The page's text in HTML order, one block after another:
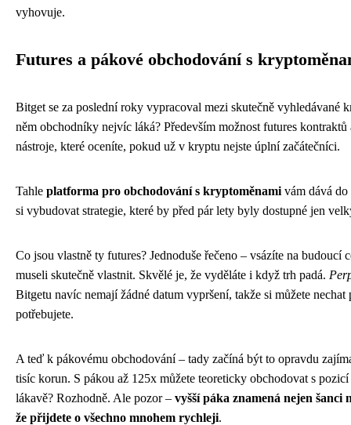
vyhovuje.
Futures a pákové obchodování s
Bitget se za poslední roky vypracoval mezi skutečně vyhledávané
něm obchodníky nejvíc láká? Především možnost futures
nástroje, které oceníte, pokud už v kryptu nejste úplní začátečníci.
Tahle platforma pro obchodování s kryptoměnami vám dává
si vybudovat strategie, které by před pár lety byly dostupné jen
Co jsou vlastně ty futures? Jednoduše řečeno – vsázíte na budoucí
museli skutečně vlastnit. Skvělé je, že vyděláte i když trh padá.
Bitgetu navíc nemají žádné datum vypršení, takže si můžete
potřebujete.
A teď k pákovému obchodování – tady začíná být to opravdu
tisíc korun. S pákou až 125x můžete teoreticky obchodovat s
lákavě? Rozhodně. Ale pozor – vyšší páka znamená nejen
že přijdete o všechno mnohem rychleji.